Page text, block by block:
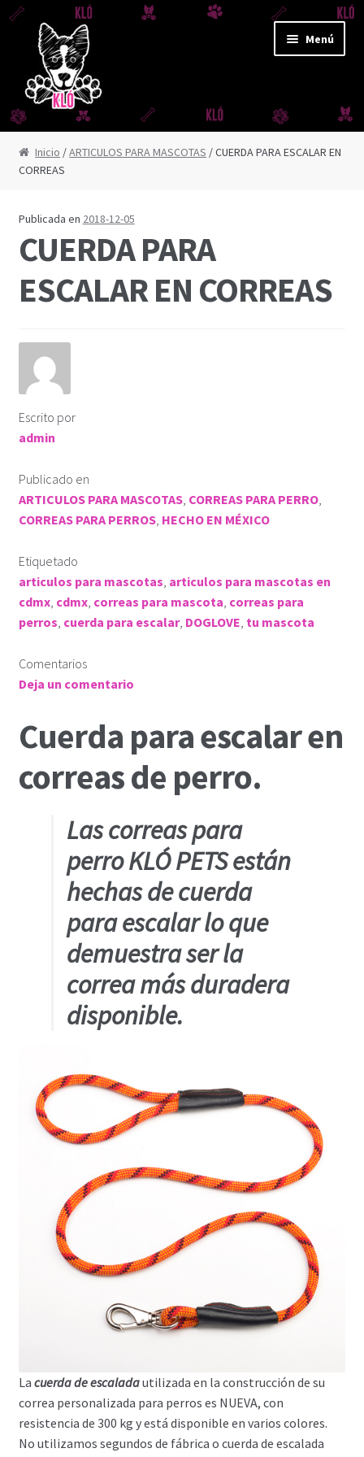
navegación
contenido
Menú
CORREAS Y JUGUETES
CORREA AMAZONAS
CORREA DERBY
CORREA FUJI
CORREA IGUAZÚ
CORREA REFLEX
ROPA KLÓ
PLAYERA DEPORTIVA
IMPERMEABLE
KLÓTIPS
Contact Us
Inicio /ARTICULOS PARA MASCOTAS / CUERDA PARA ESCALAR EN
CORREAS
Publicada en 2018-12-05
CUERDA PARA
ESCALAR EN CORREAS
Escrito por
admin
Publicado en
ARTICULOS PARA MASCOTAS, CORREAS PARA PERRO,
CORREAS PARA PERROS, HECHO EN MÉXICO
Etiquetado
articulos para mascotas articulos para mascotas en
cdmx, cdmx, correas para mascota correas para
perros cuerda para escalar, DOGLOVE tu mascota
Comentarios
Deja un comentario
Cuerda para escalar en
correas de perro.
Las correas para
perro KLÓ PETS están
hechas de cuerda
para escalar lo que
demuestra ser la
correa más duradera
disponible.
La cuerda de escaladautilizada en la construcción de su
correa personalizada para perros es NUEVA, con
resistencia de 300 kg y está disponible en varios colores.
No utilizamos segundos de fábrica o cuerda de escalada